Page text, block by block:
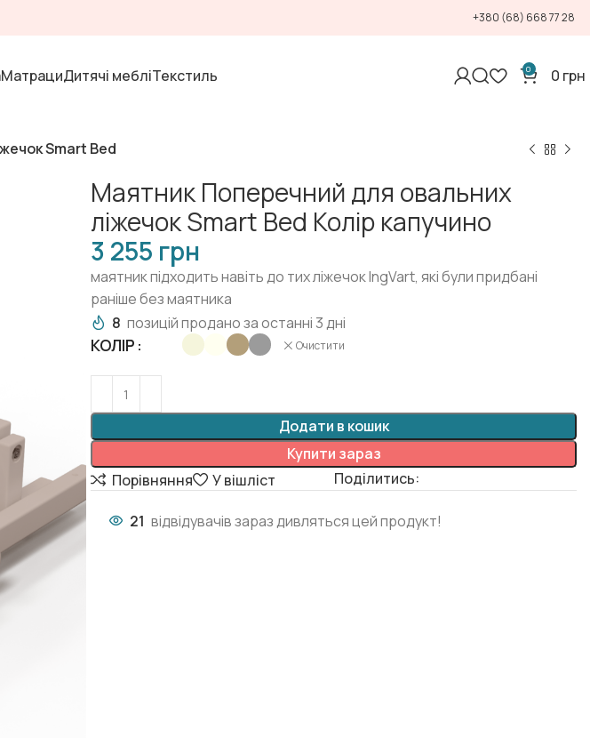
+380 (68) 668 77 28
МатрациДитячі мебліТекстиль 0 0 грн
Smart Bed
Маятник Поперечний для овальних
ліжечок Smart Bed Колір капучино
грн
маятник підходить навіть до тих ліжечок IngVart, які були придбані
раніше без маятника
8 позицій продано за останні 3 дні
КОЛІР Очистити
Додати в кошик
Купити зараз
Порівняння
У вішліст Поділитись:
21 відвідувачів зараз дивляться цей продукт!